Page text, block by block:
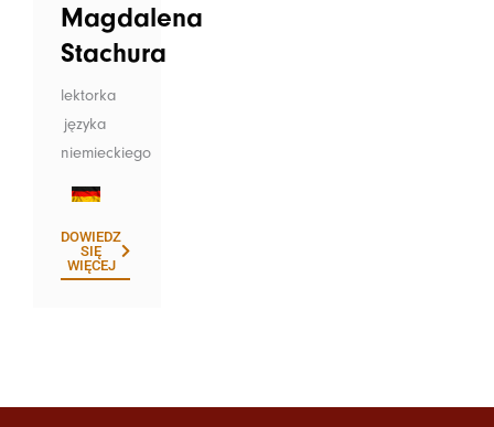
Magdalena
Stachura
lektorka
języka
niemieckiego
DOWIEDZ
SIĘ
WIĘCEJ